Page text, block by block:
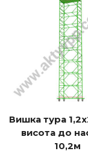
Вишка тура
висота до
10,2м